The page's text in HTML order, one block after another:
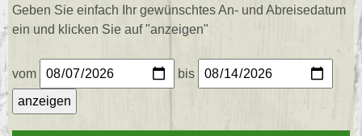
Geben Sie einfach Ihr gewünschtes An- und Abreisedatum
ein und klicken Sie auf "anzeigen"
vom bis